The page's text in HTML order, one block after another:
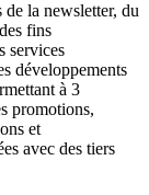
la newsletter, du
fins
services
développements
à 3
promotions,
et
avec des tiers